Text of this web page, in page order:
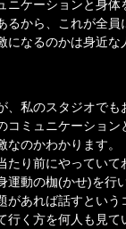
ニケーションと身体
るから、これが全
になるのかは身近
、私のスタジオで
コミュニケーショ
のかわかります。
り前にやっていて
運動の枷(かせ)を行
があれば話すとい
く方を何人も見て